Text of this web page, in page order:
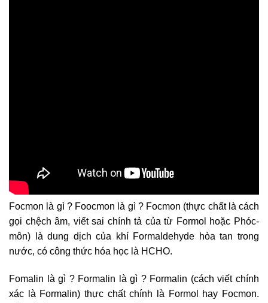
Focmon là gì ? Foocmon là gì ? Focmon (thực chất là cách
gọi chệch âm, viết sai chính tả của từ Formol
hoặc Phóc-
môn) là dung dịch của khí Formaldehyde hòa tan trong
nước, có công thức hóa học là HCHO.
Fomalin là gì ? Formalin là gì ? Formalin (cách viết chính
xác là Formalin) thực chất chính là Formol hay Focmon.